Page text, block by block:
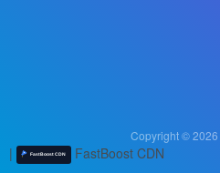
Copyright © 2026
| FastBoost CDN